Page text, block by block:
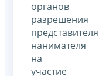
органов
разрешения
представителя
нанимателя
на
участие